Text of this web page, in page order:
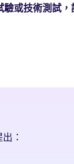
或技術測試，
：